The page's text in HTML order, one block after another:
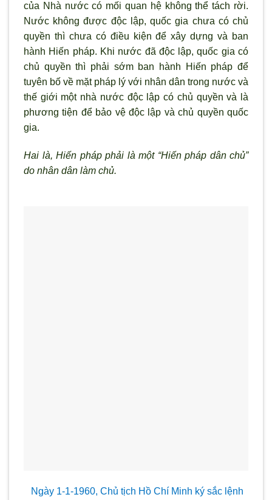
của Nhà nước có mối quan hệ không thể tách rời.
Nước không được độc lập, quốc gia chưa có chủ
quyền thì chưa có điều kiện để xây dựng và ban
hành Hiến pháp. Khi nước đã độc lập, quốc gia có
chủ quyền thì phải sớm ban hành Hiến pháp để
tuyên bố về mặt pháp lý với nhân dân trong nước và
thế giới một nhà nước độc lập có chủ quyền và là
phương tiện để bảo vệ độc lập và chủ quyền quốc
gia.
Hai là, Hiến pháp phải là một “Hiến pháp dân chủ”
do nhân dân làm chủ.
Ngày 1-1-1960, Chủ tịch Hồ Chí Minh ký sắc lệnh